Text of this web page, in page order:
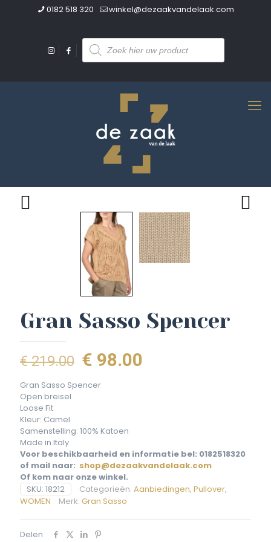
0182 518 320 winkel@dezaakvandelaak.com
Producten
zoeken
Gran Sasso Spencer
€219.00 Oorspronkelijke
was:
€ 98.00
Gran Sasso Spencer
Open breisel
Loose Fit
Kleur: Camel
Samenstelling: 100% Katoen
Made in Italy
Voor beschikbaarheid en informatie bel: 0182518320
of mail naar: shop@dezaakvandelaak.com
Of kom naar onze winkel.
SKU: 18212 Categorieën: Aanbiedingen, Pullover,
WOMEN
Merk: Gran Sasso
Delen